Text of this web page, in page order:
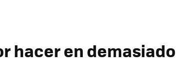
hacer en demasiado